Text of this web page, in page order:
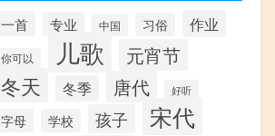
一首 专业 中国 习俗 作业
你可以 儿歌 元宵节
冬天 冬季 唐代 好听
字母 学校 孩子 宋代